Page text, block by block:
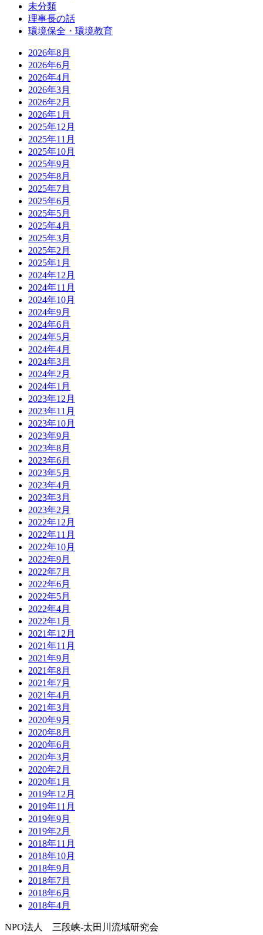
未分類
理事長の話
環境保全・環境教育
2026年8月
2026年6月
2026年4月
2026年3月
2026年2月
2026年1月
2025年12月
2025年11月
2025年10月
2025年9月
2025年8月
2025年7月
2025年6月
2025年5月
2025年4月
2025年3月
2025年2月
2025年1月
2024年12月
2024年11月
2024年10月
2024年9月
2024年6月
2024年5月
2024年4月
2024年3月
2024年2月
2024年1月
2023年12月
2023年11月
2023年10月
2023年9月
2023年8月
2023年6月
2023年5月
2023年4月
2023年3月
2023年2月
2022年12月
2022年11月
2022年10月
2022年9月
2022年7月
2022年6月
2022年5月
2022年4月
2022年1月
2021年12月
2021年11月
2021年9月
2021年8月
2021年7月
2021年4月
2021年3月
2020年9月
2020年8月
2020年6月
2020年3月
2020年2月
2020年1月
2019年12月
2019年11月
2019年9月
2019年2月
2018年11月
2018年10月
2018年9月
2018年7月
2018年6月
2018年4月
NPO法人 三段峡-太田川流域研究会